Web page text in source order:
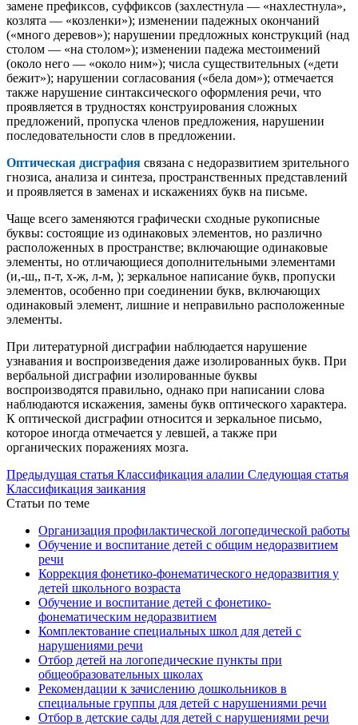
замене префиксов, суффиксов (захлестнула — «нахлестнула»,
козлята — «козленки»); изменении падежных окончаний
(«много деревов»); нарушении предложных конструкций (над
столом — «на столом»); изменении падежа местоимений
(около него — «около ним»); числа существительных («дети
бежит»); нарушении согласования («бела дом»); отмечается
также нарушение синтаксического оформления речи, что
проявляется в трудностях конструирования сложных
предложений, пропуска членов предложения, нарушении
последовательности слов в предложении.
Оптическая дисграфия связана с недоразвитием зрительного
гнозиса, анализа и синтеза, пространственных представлений
и проявляется в заменах и искажениях букв на письме.
Чаще всего заменяются графически сходные рукописные
буквы: состоящие из одинаковых элементов, но различно
расположенных в пространстве; включающие одинаковые
элементы, но отличающиеся дополнительными элементами
(и,-ш,, п-т, х-ж, л-м, ); зеркальное написание букв, пропуски
элементов, особенно при соединении букв, включающих
одинаковый элемент, лишние и неправильно расположенные
элементы.
При литературной дисграфии наблюдается нарушение
узнавания и воспроизведения даже изолированных букв. При
вербальной дисграфии изолированные буквы
воспроизводятся правильно, однако при написании слова
наблюдаются искажения, замены букв оптического характера.
К оптической дисграфии относится и зеркальное письмо,
которое иногда отмечается у левшей, а также при
органических поражениях мозга.
Предыдущая статья Классификация алалии Следующая статья
Классификация заикания
Статьи по теме
Организация профилактической логопедической работы
Обучение и воспитание детей с общим недоразвитием
речи
Коррекция фонетико-фонематического недоразвития у
детей школьного возраста
Обучение и воспитание детей с фонетико-
фонематическим недоразвитием
Комплектование специальных школ для детей с
нарушениями речи
Отбор детей на логопедические пункты при
общеобразовательных школах
Рекомендации к зачислению дошкольников в
специальные группы для детей с нарушениями речи
Отбор в детские сады для детей с нарушениями речи